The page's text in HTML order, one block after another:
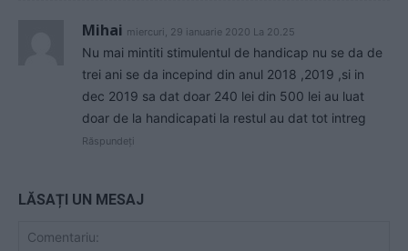
Mihai miercuri, 29 ianuarie 2020 La 20.25
Nu mai mintiti stimulentul de handicap nu se da de
trei ani se da incepind din anul 2018 ,2019 ,si in
dec 2019 sa dat doar 240 lei din 500 lei au luat
doar de la handicapati la restul au dat tot intreg
Răspundeți
LĂSAȚI UN MESAJ